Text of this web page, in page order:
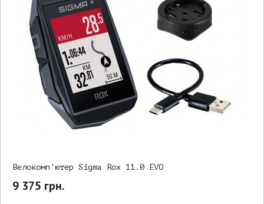
Велокомп'ютер Sigma Rox 11.0 EVO
9 375 грн.